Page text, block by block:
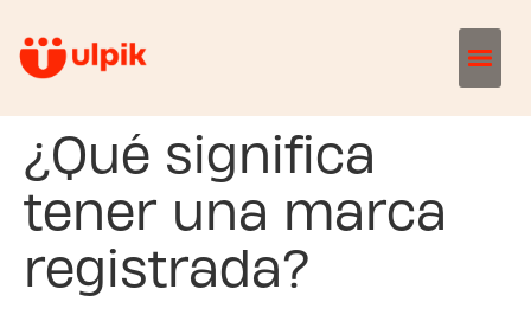
¿Qué significa
tener una marca
registrada?